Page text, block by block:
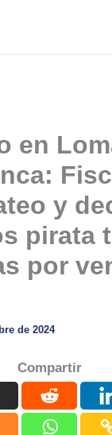
en
y
pirata
por
de 2024
Compartir